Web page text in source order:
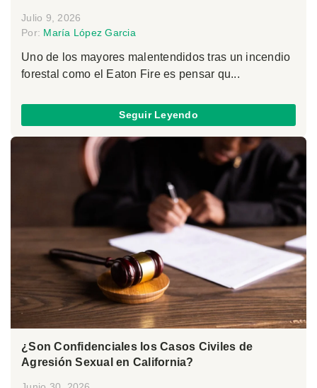
Julio 9, 2026
Por: María López Garcia
Uno de los mayores malentendidos tras un incendio
forestal como el Eaton Fire es pensar qu...
Seguir Leyendo
¿Son Confidenciales los Casos Civiles de
Agresión Sexual en California?